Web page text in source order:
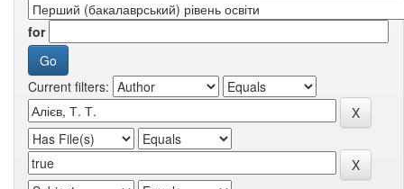
for
Current filters: